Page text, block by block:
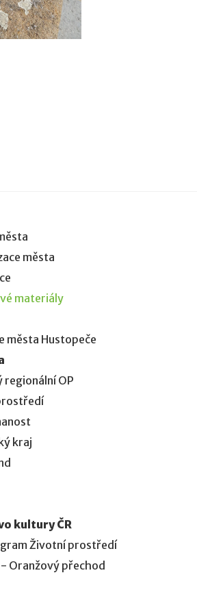
města
materiály
města Hustopeče
OP
kraj
kultury ČR
Životní prostředí
- Oranžový přechod